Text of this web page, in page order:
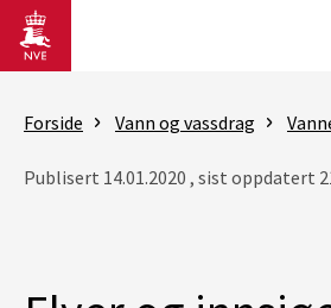
Gå til hovedinnhold
Forside Vann og vassdrag
Publisert 14.01.2020 , sist oppdatert